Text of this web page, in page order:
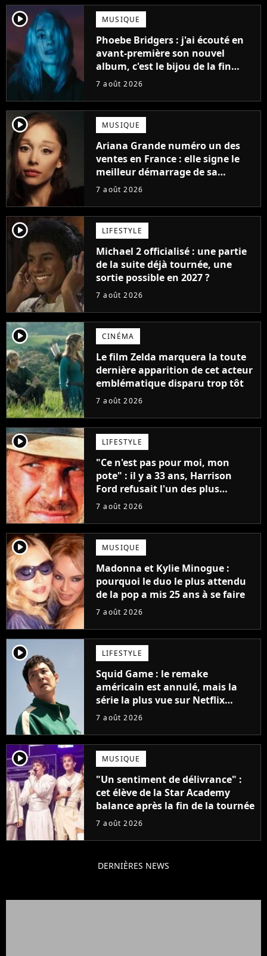
player2 MUSIQUE
Phoebe Bridgers : j'ai écouté en
avant-première son nouvel
album, c'est le bijou de la fin
d'été
7 août 2026
player2 MUSIQUE
Ariana Grande numéro un des
ventes en France : elle signe le
meilleur démarrage de sa
carrière avec son album Petal
7 août 2026
player2 LIFESTYLE
Michael 2 officialisé : une partie
de la suite déjà tournée, une
sortie possible en 2027 ?
7 août 2026
player2 CINÉMA
Le film Zelda marquera la toute
dernière apparition de cet acteur
emblématique disparu trop tôt
7 août 2026
player2 LIFESTYLE
"Ce n'est pas pour moi, mon
pote" : il y a 33 ans, Harrison
Ford refusait l'un des plus
grands succès de tous les temps
7 août 2026
player2 MUSIQUE
Madonna et Kylie Minogue :
pourquoi le duo le plus attendu
de la pop a mis 25 ans à se faire
7 août 2026
player2 LIFESTYLE
Squid Game : le remake
américain est annulé, mais la
série la plus vue sur Netflix
pourrait avoir une version
7 août 2026
player2 MUSIQUE
"Un sentiment de délivrance" :
cet élève de la Star Academy
balance après la fin de la tournée
7 août 2026
DERNIÈRES NEWS